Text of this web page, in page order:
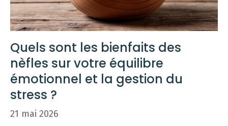
Quels sont les bienfaits des
nèfles sur votre équilibre
émotionnel et la gestion du
stress ?
21 mai 2026